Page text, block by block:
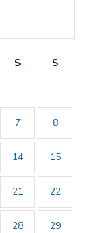
S
S
7 8
14 15
21 22
28 29